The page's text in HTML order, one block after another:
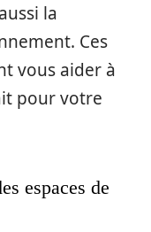
la
Ces
vous aider à
pour votre
espaces de